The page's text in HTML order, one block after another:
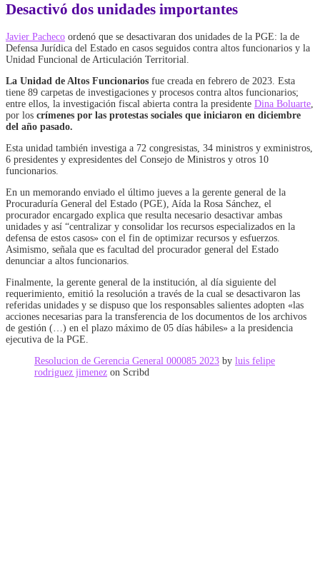
Desactivó dos unidades importantes
Javier Pacheco ordenó que se desactivaran dos unidades de la PGE: la de
Defensa Jurídica del Estado en casos seguidos contra altos funcionarios y la
Unidad Funcional de Articulación Territorial.
La Unidad de Altos Funcionarios fue creada en febrero de 2023. Esta
tiene 89 carpetas de investigaciones y procesos contra altos funcionarios;
entre ellos, la investigación fiscal abierta contra la presidente Dina Boluarte
por los crímenes por las protestas sociales que iniciaron en diciembre
del año pasado.
Esta unidad también investiga a 72 congresistas, 34 ministros y exministros,
6 presidentes y expresidentes del Consejo de Ministros y otros 10
funcionarios.
En un memorando enviado el último jueves a la gerente general de la
Procuraduría General del Estado (PGE), Aída la Rosa Sánchez, el
procurador encargado explica que resulta necesario desactivar ambas
unidades y así “centralizar y consolidar los recursos especializados en la
defensa de estos casos» con el fin de optimizar recursos y esfuerzos.
Asimismo, señala que es facultad del procurador general del Estado
denunciar a altos funcionarios.
Finalmente, la gerente general de la institución, al día siguiente del
requerimiento, emitió la resolución a través de la cual se desactivaron las
referidas unidades y se dispuso que los responsables salientes adopten «las
acciones necesarias para la transferencia de los documentos de los archivos
de gestión (…) en el plazo máximo de 05 días hábiles» a la presidencia
ejecutiva de la PGE.
Resolucion de Gerencia General 000085 2023 by luis felipe
rodriguez jimenez on Scribd